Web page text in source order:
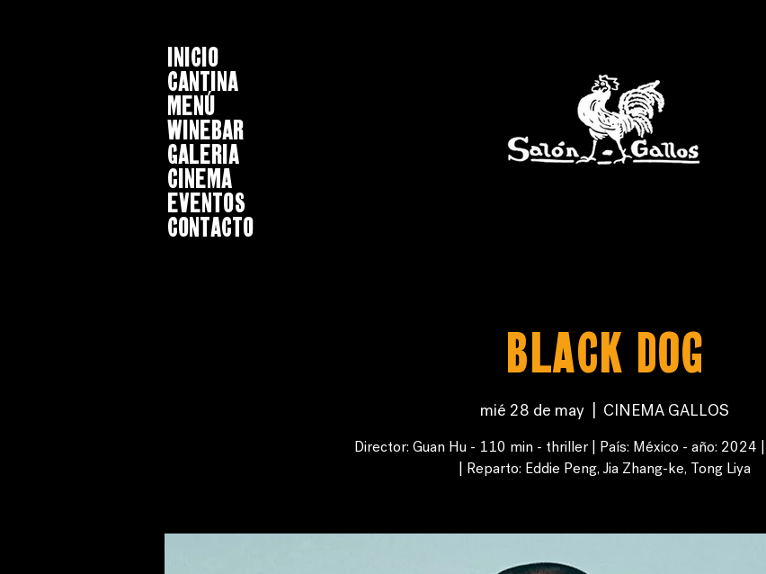
INICIO
CANTINA
MENÚ
WINEBAR
GALERIA
CINEMA
EVENTOS
CONTACTO
Black Dog
mié 28 de may
  |
CINEMA GALLOS
Director: Guan Hu - 110 min - thriller | País: México - año: 2024
| Reparto: Eddie Peng, Jia Zhang-ke, Tong Liya